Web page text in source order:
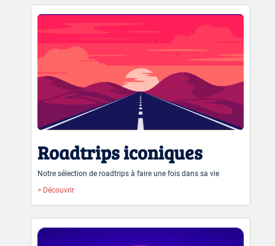
Roadtrips iconiques
Notre sélection de roadtrips à faire une fois dans sa vie
> Découvrir